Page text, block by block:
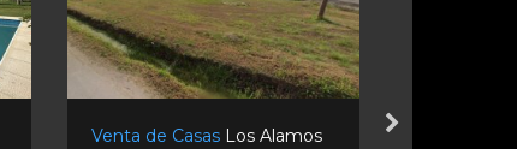
Venta de Casas Los Alamos